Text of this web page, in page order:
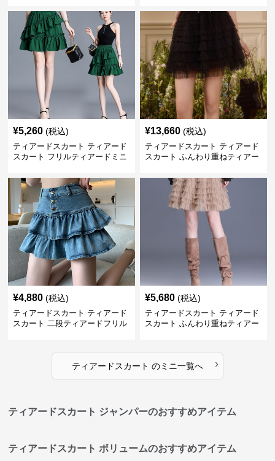
¥5,260 (税込)
ティアードスカート ティアード
スカート フリルティアードミニ
¥13,660 (税込)
ティアードスカート ティアード
スカート ふんわり重ねティアー
¥4,880 (税込)
ティアードスカート ティアード
スカート 二段ティアードフリル
¥5,680 (税込)
ティアードスカート ティアード
スカート ふんわり重ねティアー
ティアードスカート のミニ一覧へ ›
ティアードスカート ジャンパーのおすすめアイテム
ティアードスカート ボリュームのおすすめアイテム